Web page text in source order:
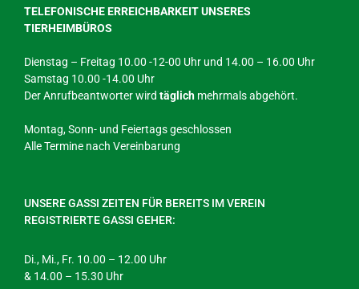
TELEFONISCHE ERREICHBARKEIT UNSERES
TIERHEIMBÜROS
Dienstag – Freitag 10.00 -12-00 Uhr und 14.00 – 16.00 Uhr
Samstag 10.00 -14.00 Uhr
Der Anrufbeantworter wird täglich mehrmals abgehört.
Montag, Sonn- und Feiertags geschlossen
Alle Termine nach Vereinbarung
UNSERE GASSI ZEITEN FÜR BEREITS IM VEREIN
REGISTRIERTE GASSI GEHER:
Di., Mi., Fr. 10.00 – 12.00 Uhr
& 14.00 – 15.30 Uhr